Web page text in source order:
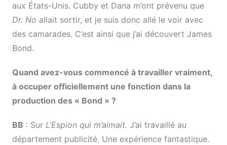
aux États-Unis. Cubby et Dana m’ont prévenu que
Dr. No allait sortir, et je suis donc allé le voir avec
des camarades. C’est ainsi que j’ai découvert James
Bond.
Quand avez-vous commencé à travailler vraiment,
à occuper officiellement une fonction dans la
production des « Bond » ?
BB : Sur L’Espion qui m’aimait. J’ai travaillé au
département publicité. Une expérience fantastique.